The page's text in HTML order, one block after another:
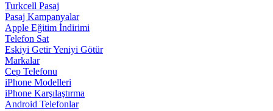
Turkcell Pasaj
Pasaj Kampanyalar
Apple Eğitim İndirimi
Telefon Sat
Eskiyi Getir Yeniyi Götür
Markalar
Cep Telefonu
iPhone Modelleri
iPhone Karşılaştırma
Android Telefonlar